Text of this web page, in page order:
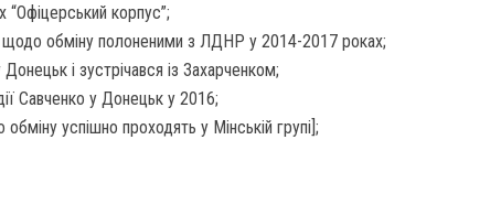
“Офіцерський корпус”;
щодо обміну полоненими з ЛДНР у 2014-2017 роках;
і зустрічався із Захарченком;
Савченко у Донецьк у 2016;
успішно проходять у Мінській групі];